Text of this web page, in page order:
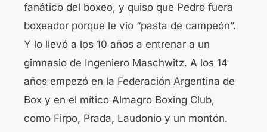
fanático del boxeo, y quiso que Pedro fuera
boxeador porque le vio “pasta de campeón”.
Y lo llevó a los 10 años a entrenar a un
gimnasio de Ingeniero Maschwitz. A los 14
años empezó en la Federación Argentina de
Box y en el mítico Almagro Boxing Club,
como Firpo, Prada, Laudonio y un montón.